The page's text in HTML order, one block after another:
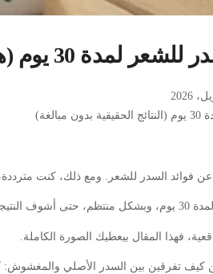
30 يوم (هل فعلاً يستحق؟)
فوائد السدر للشعر. ومع ذلك، كنت
الآخرين.
فهذا المقال بيعطيك الصورة الكاملة.
كيف تفرقين بين السدر الأصلي والمغشوش: